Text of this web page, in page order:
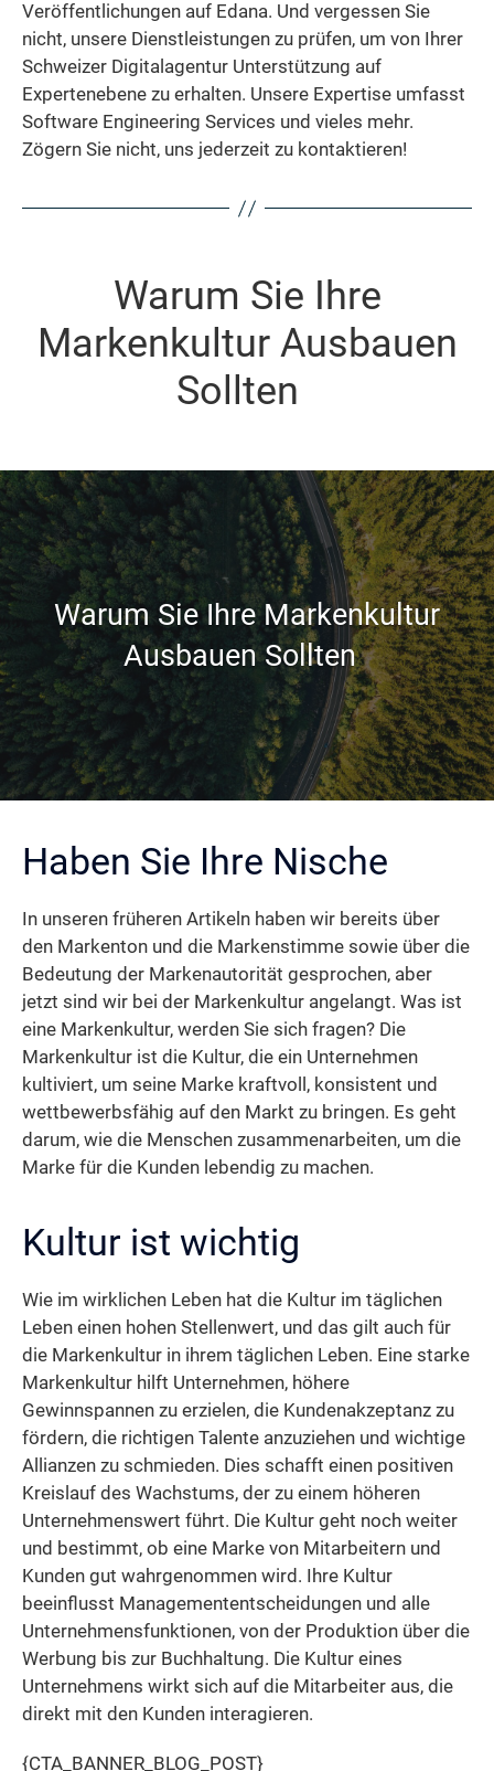
Veröffentlichungen auf Edana. Und vergessen Sie
nicht, unsere Dienstleistungen zu prüfen, um von Ihrer
Schweizer Digitalagentur Unterstützung auf
Expertenebene zu erhalten. Unsere Expertise umfasst
Software Engineering Services und vieles mehr.
Zögern Sie nicht, uns jederzeit zu kontaktieren!
Warum Sie Ihre
Markenkultur Ausbauen
Sollten
Warum Sie Ihre Markenkultur
Ausbauen Sollten
Haben Sie Ihre Nische
In unseren früheren Artikeln haben wir bereits über
den Markenton und die Markenstimme sowie über die
Bedeutung der Markenautorität gesprochen, aber
jetzt sind wir bei der Markenkultur angelangt. Was ist
eine Markenkultur, werden Sie sich fragen? Die
Markenkultur ist die Kultur, die ein Unternehmen
kultiviert, um seine Marke kraftvoll, konsistent und
wettbewerbsfähig auf den Markt zu bringen. Es geht
darum, wie die Menschen zusammenarbeiten, um die
Marke für die Kunden lebendig zu machen.
Kultur ist wichtig
Wie im wirklichen Leben hat die Kultur im täglichen
Leben einen hohen Stellenwert, und das gilt auch für
die Markenkultur in ihrem täglichen Leben. Eine starke
Markenkultur hilft Unternehmen, höhere
Gewinnspannen zu erzielen, die Kundenakzeptanz zu
fördern, die richtigen Talente anzuziehen und wichtige
Allianzen zu schmieden. Dies schafft einen positiven
Kreislauf des Wachstums, der zu einem höheren
Unternehmenswert führt. Die Kultur geht noch weiter
und bestimmt, ob eine Marke von Mitarbeitern und
Kunden gut wahrgenommen wird. Ihre Kultur
beeinflusst Managemententscheidungen und alle
Unternehmensfunktionen, von der Produktion über die
Werbung bis zur Buchhaltung. Die Kultur eines
Unternehmens wirkt sich auf die Mitarbeiter aus, die
direkt mit den Kunden interagieren.
{CTA_BANNER_BLOG_POST}